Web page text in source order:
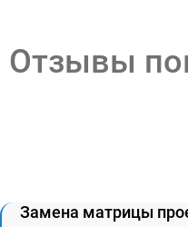
Отзывы
Замена матрицы